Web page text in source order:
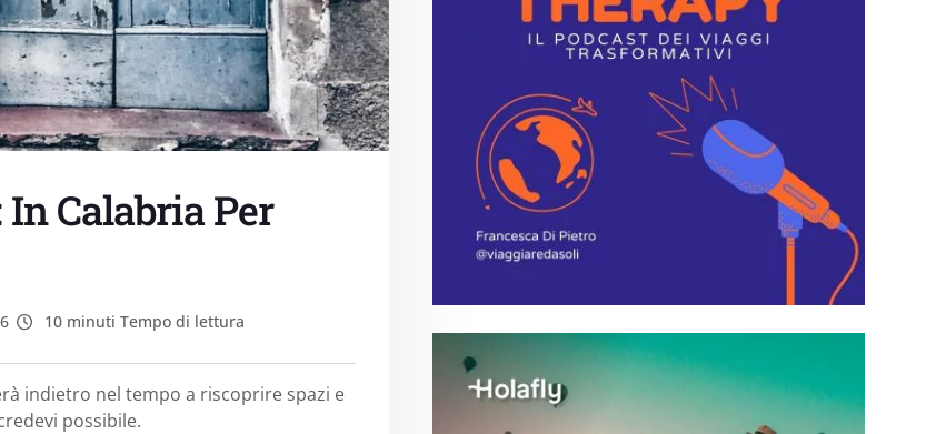
Calabria Per
10 minuti Tempo di lettura
indietro nel tempo a riscoprire spazi e
possibile.